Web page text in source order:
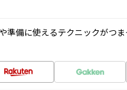
準備に使えるテクニックがつ